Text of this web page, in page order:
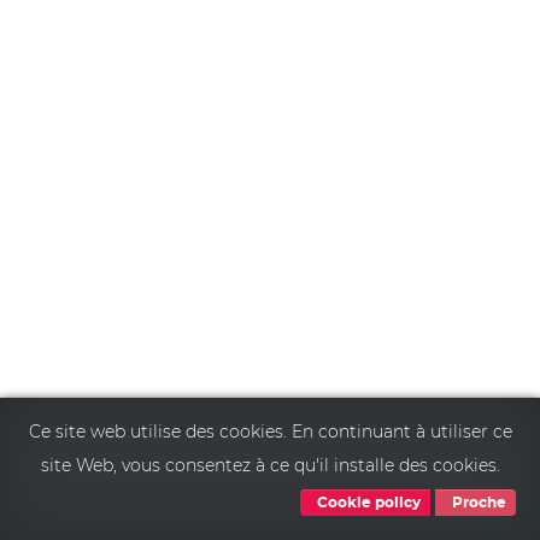
Ce site web utilise des cookies. En continuant à utiliser ce
site Web, vous consentez à ce qu'il installe des cookies.
Cookie policy Proche